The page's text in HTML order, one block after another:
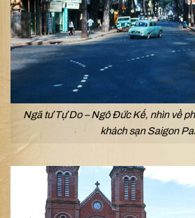
Ngã tư Tự Do – Ngô Đức Kế, nhìn về
khách sạn Saigon